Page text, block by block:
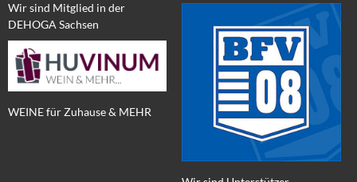
Wir sind Mitglied in der
DEHOGA Sachsen
WEINE für Zuhause & MEHR